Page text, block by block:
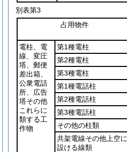
別表第3
占用物件
電柱、電
線、変圧
塔、郵便
差出箱、
公衆電話
所、広告
塔その他
これらに
類する工
作物
第1種電柱
第2種電柱
第3種電柱
第1種電話柱
第2種電話柱
第3種電話柱
その他の柱類
共架電線その他上空に
設ける線類